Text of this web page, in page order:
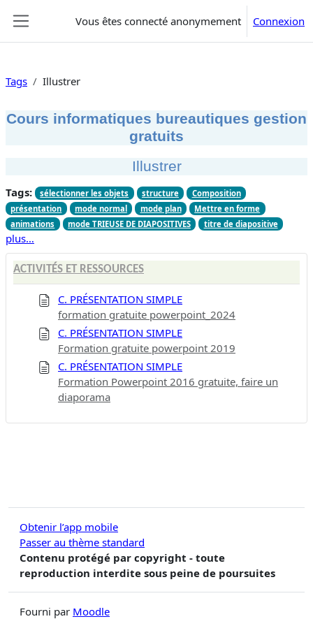
Vous êtes connecté anonymement Connexion
Tags Illustrer
Cours informatiques bureautiques gestion
gratuits
Illustrer
Tags: sélectionner les objets structure
Composition
présentation
mode normal mode plan
Mettre en forme
animations
mode TRIEUSE DE DIAPOSITIVES titre de diapositive
plus…
ACTIVITÉS ET RESSOURCES
C. PRÉSENTATION SIMPLE
formation gratuite powerpoint_2024
C. PRÉSENTATION SIMPLE
Formation gratuite powerpoint 2019
C. PRÉSENTATION SIMPLE
Formation Powerpoint 2016 gratuite, faire un
diaporama
Obtenir l’app mobile
Passer au thème standard
Contenu protégé par copyright - toute
reproduction interdite sous peine de poursuites
Fourni par Moodle